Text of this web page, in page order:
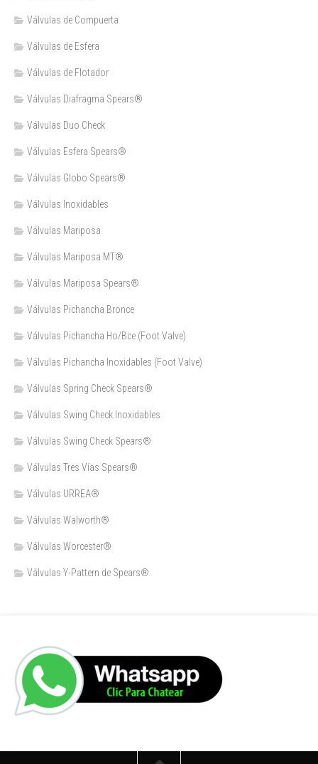
Válvulas de Compuerta
Válvulas de Esfera
Válvulas de Flotador
Válvulas Diafragma Spears®️
Válvulas Duo Check
Válvulas Esfera Spears®
Válvulas Globo Spears®
Válvulas Inoxidables
Válvulas Mariposa
Válvulas Mariposa MT®
Válvulas Mariposa Spears®
Válvulas Pichancha Bronce
Válvulas Pichancha Ho/Bce (Foot Valve)
Válvulas Pichancha Inoxidables (Foot Valve)
Válvulas Spring Check Spears®
Válvulas Swing Check Inoxidables
Válvulas Swing Check Spears®
Válvulas Tres Vías Spears®
Válvulas URREA®
Válvulas Walworth®
Válvulas Worcester®
Válvulas Y-Pattern de Spears®️